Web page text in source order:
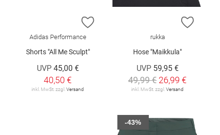
ZUR WUNSCHLISTE HINZUFÜGEN
Adidas Performance
Shorts "All Me Sculpt"
UVP 45,00 €
40,50 €
inkl. MwSt. zzgl.Versand
ZUR
rukka
Hose "Maikkula"
UVP 59,95 €
49,99 € 26,99 €
inkl. MwSt. zzgl.Versand
-43%